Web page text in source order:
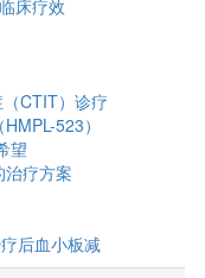
床疗效
CTIT）诊疗
523）
望
疗方案
后血小板减